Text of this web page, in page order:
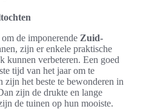
de imponerende Zuid-
zijn er enkele praktische
kunnen verbeteren. Een goed
tijd van het jaar om te
zijn het beste te bewonderen in
zijn de drukte en lange
de tuinen op hun mooiste.